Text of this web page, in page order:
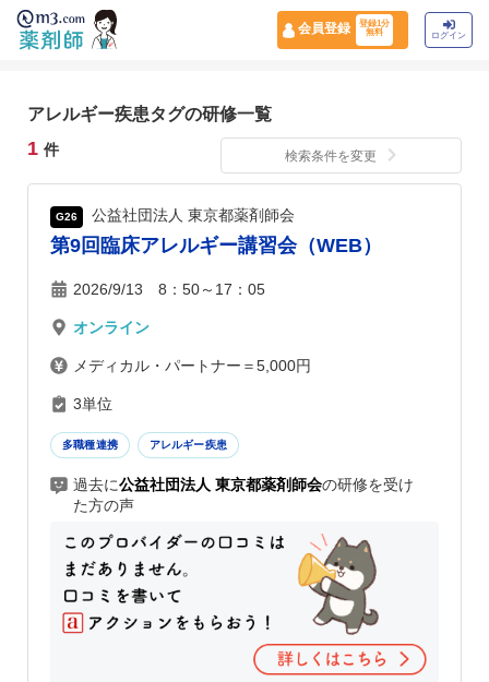
会員登録
登録1分
無料
ログイン
アレルギー疾患タグの研修一覧
1 件 検索条件を変更
G26 公益社団法人 東京都薬剤師会
第9回臨床アレルギー講習会（WEB）
2026/9/13 8：50～17：05
オンライン
メディカル・パートナー＝5,000円
3単位
多職種連携 アレルギー疾患
過去に公益社団法人 東京都薬剤師会の研修を受け
た方の声